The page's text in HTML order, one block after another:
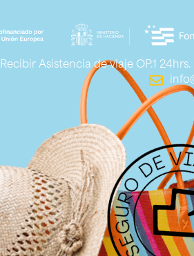
Recibir Asistencia de viaje OP.1